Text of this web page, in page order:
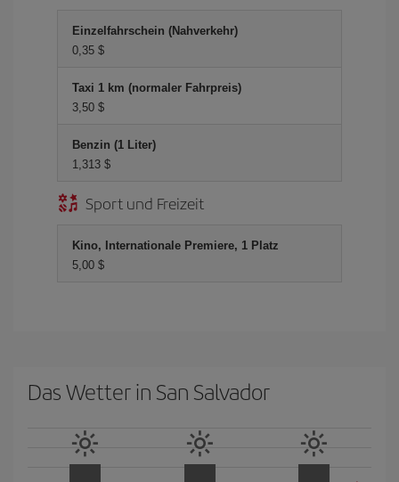
Einzelfahrschein (Nahverkehr)
0,35 $
Taxi 1 km (normaler Fahrpreis)
3,50 $
Benzin (1 Liter)
1,313 $
Sport und Freizeit
Kino, Internationale Premiere, 1 Platz
5,00 $
Das Wetter in San Salvador